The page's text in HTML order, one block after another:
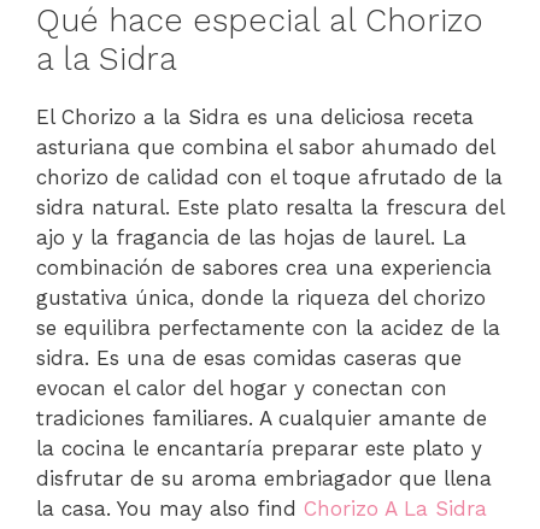
Qué hace especial al Chorizo
a la Sidra
El Chorizo a la Sidra es una deliciosa receta
asturiana que combina el sabor ahumado del
chorizo de calidad con el toque afrutado de la
sidra natural. Este plato resalta la frescura del
ajo y la fragancia de las hojas de laurel. La
combinación de sabores crea una experiencia
gustativa única, donde la riqueza del chorizo
se equilibra perfectamente con la acidez de la
sidra. Es una de esas comidas caseras que
evocan el calor del hogar y conectan con
tradiciones familiares. A cualquier amante de
la cocina le encantaría preparar este plato y
disfrutar de su aroma embriagador que llena
la casa. You may also find Chorizo A La Sidra